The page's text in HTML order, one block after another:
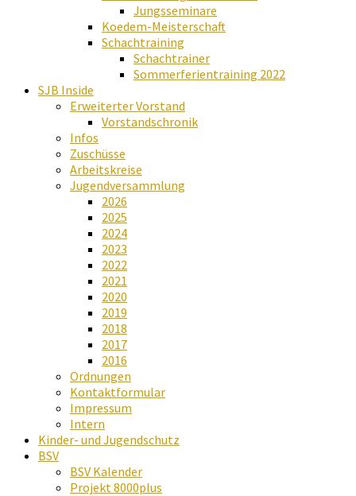
Jungsseminare
Koedem-Meisterschaft
Schachtraining
Schachtrainer
Sommerferientraining 2022
SJB Inside
Erweiterter Vorstand
Vorstandschronik
Infos
Zuschüsse
Arbeitskreise
Jugendversammlung
2026
2025
2024
2023
2022
2021
2020
2019
2018
2017
2016
Ordnungen
Kontaktformular
Impressum
Intern
Kinder- und Jugendschutz
BSV
BSV Kalender
Projekt 8000plus